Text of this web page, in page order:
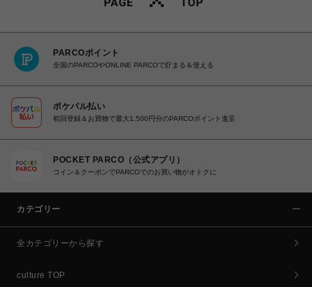
PARCOポイント
全国のPARCOやONLINE PARCOで貯まる＆使える
ポケパル払い
初回登録＆お買物で最大1,500円分のPARCOポイント進呈
POCKET PARCO（公式アプリ）
コイン＆クーポンでPARCOでのお買い物がオトクに
カテゴリー
全カテゴリーから探す
culture TOP